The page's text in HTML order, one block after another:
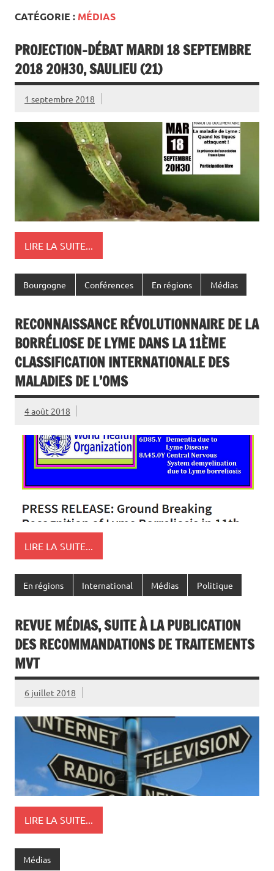
CATÉGORIE : MÉDIAS
PROJECTION-DÉBAT MARDI 18 SEPTEMBRE
2018 20H30, SAULIEU (21)
1 septembre 2018
LIRE LA SUITE...
Bourgogne Conférences En régions Médias
RECONNAISSANCE RÉVOLUTIONNAIRE DE LA
BORRÉLIOSE DE LYME DANS LA 11ÈME
CLASSIFICATION INTERNATIONALE DES
MALADIES DE L’OMS
4 août 2018
LIRE LA SUITE...
En régions International Médias Politique
REVUE MÉDIAS, SUITE À LA PUBLICATION
DES RECOMMANDATIONS DE TRAITEMENTS
MVT
6 juillet 2018
LIRE LA SUITE...
Médias